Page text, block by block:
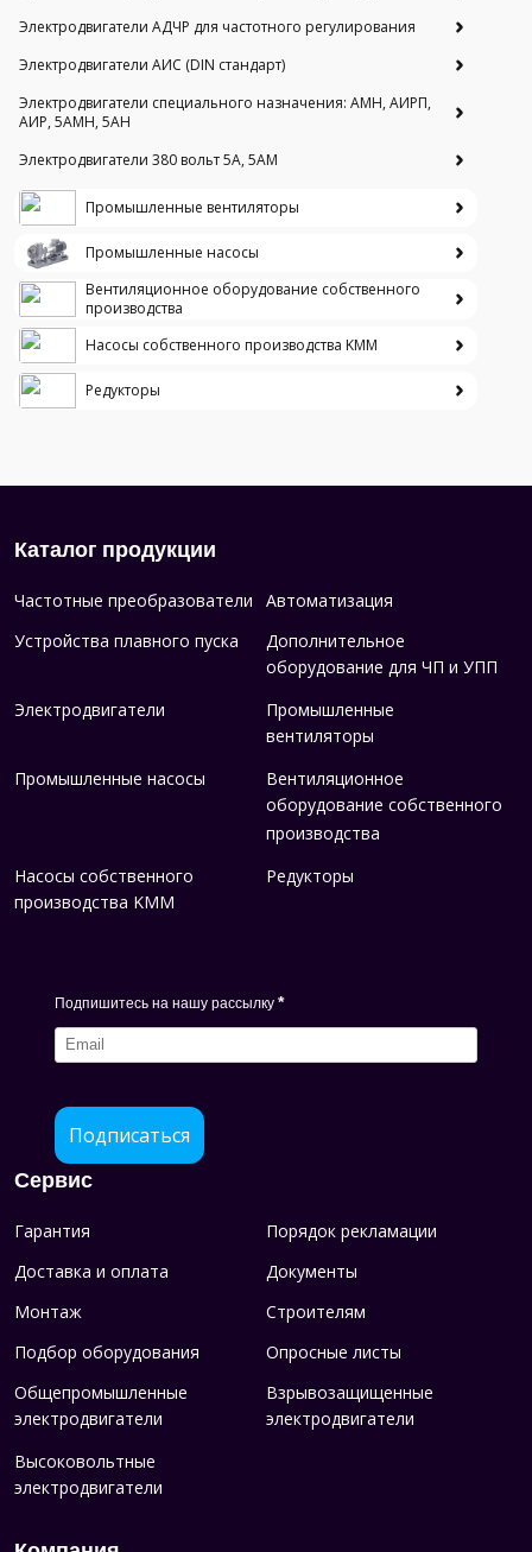
Электродвигатели АДЧР для частотного регулирования
Электродвигатели АИС (DIN стандарт)
Электродвигатели специального назначения: АМН, АИРП,
АИР, 5АМН, 5АН
Электродвигатели 380 вольт 5А, 5АМ
Промышленные вентиляторы
Промышленные насосы
Вентиляционное оборудование собственного
производства
Насосы собственного производства KMM
Редукторы
Каталог продукции
Частотные преобразователи
Автоматизация
Устройства плавного пуска
Дополнительное
оборудование для ЧП и УПП
Электродвигатели Промышленные
вентиляторы
Промышленные насосы Вентиляционное
оборудование собственного
производства
Насосы собственного
производства KMM
Редукторы
Подпишитесь на нашу рассылку *
Подписаться
Сервис
Гарантия
Порядок рекламации
Доставка и оплата
Документы
Монтаж
Строителям
Подбор оборудования
Опросные листы
Общепромышленные
электродвигатели
Взрывозащищенные
электродвигатели
Высоковольтные
электродвигатели